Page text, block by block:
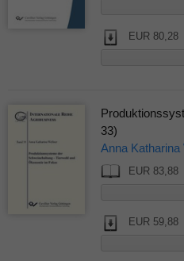
EUR 80,28
33)
Anna Katharina
EUR 83,88
EUR 59,88